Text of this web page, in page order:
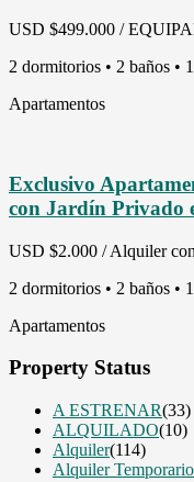
USD $499.000 /
2 dormitorios • 2 baños •
Apartamentos
Exclusivo
con Jardín Privado
USD $2.000 / Alquiler
2 dormitorios • 2 baños •
Apartamentos
Property Status
A ESTRENAR(33)
ALQUILADO(10)
Alquiler(114)
Alquiler Temporario